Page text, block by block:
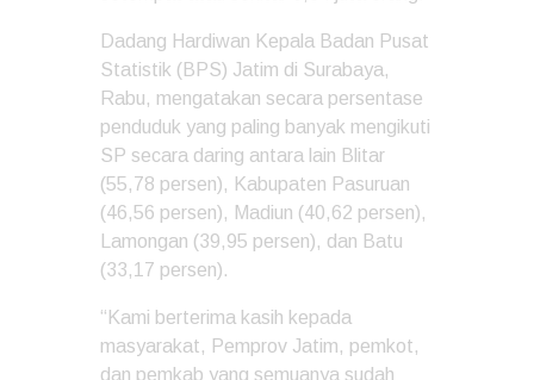
Dadang Hardiwan Kepala Badan Pusat
Statistik (BPS) Jatim di Surabaya,
Rabu, mengatakan secara persentase
penduduk yang paling banyak mengikuti
SP secara daring antara lain Blitar
(55,78 persen), Kabupaten Pasuruan
(46,56 persen), Madiun (40,62 persen),
Lamongan (39,95 persen), dan Batu
(33,17 persen).
“Kami berterima kasih kepada
masyarakat, Pemprov Jatim, pemkot,
dan pemkab yang semuanya sudah